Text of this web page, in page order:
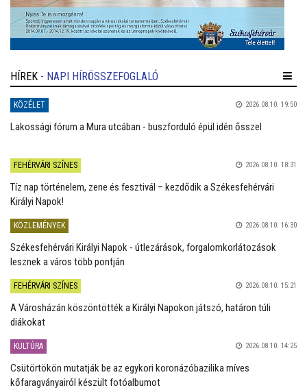
HÍREK - NAPI HÍRÖSSZEFOGLALÓ
KÖZÉLET 2026.08.10. 19:50
Lakossági fórum a Mura utcában - buszforduló épül idén ősszel
FEHÉRVÁRI SZÍNES 2026.08.10. 18:31
Tíz nap történelem, zene és fesztivál – kezdődik a Székesfehérvári
Királyi Napok!
KÖZLEMÉNYEK 2026.08.10. 16:30
Székesfehérvári Királyi Napok - útlezárások, forgalomkorlátozások
lesznek a város több pontján
FEHÉRVÁRI SZÍNES 2026.08.10. 15:21
A Városházán köszöntötték a Királyi Napokon játszó, határon túli
diákokat
KULTÚRA 2026.08.10. 14:25
Csütörtökön mutatják be az egykori koronázóbazilika míves
kőfaragványairól készült fotóalbumot